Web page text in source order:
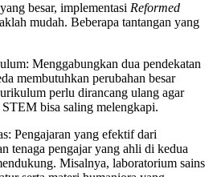
besar, implementasi Reformed
mudah. Beberapa tantangan yang
Menggabungkan dua pendekatan
membutuhkan perubahan besar
perlu dirancang ulang agar
STEM bisa saling melengkapi.
Pengajaran yang efektif dari
tenaga pengajar yang ahli di kedua
Misalnya, laboratorium sains